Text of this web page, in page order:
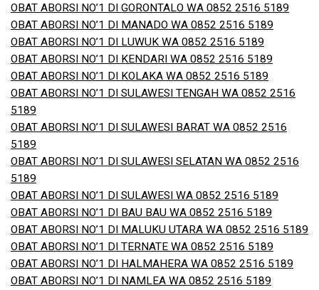
OBAT ABORSI NO’1 DI GORONTALO WA 0852 2516 5189
OBAT ABORSI NO’1 DI MANADO WA 0852 2516 5189
OBAT ABORSI NO’1 DI LUWUK WA 0852 2516 5189
OBAT ABORSI NO’1 DI KENDARI WA 0852 2516 5189
OBAT ABORSI NO’1 DI KOLAKA WA 0852 2516 5189
OBAT ABORSI NO’1 DI SULAWESI TENGAH WA 0852 2516
5189
OBAT ABORSI NO’1 DI SULAWESI BARAT WA 0852 2516
5189
OBAT ABORSI NO’1 DI SULAWESI SELATAN WA 0852 2516
5189
OBAT ABORSI NO’1 DI SULAWESI WA 0852 2516 5189
OBAT ABORSI NO’1 DI BAU BAU WA 0852 2516 5189
OBAT ABORSI NO’1 DI MALUKU UTARA WA 0852 2516 5189
OBAT ABORSI NO’1 DI TERNATE WA 0852 2516 5189
OBAT ABORSI NO’1 DI HALMAHERA WA 0852 2516 5189
OBAT ABORSI NO’1 DI NAMLEA WA 0852 2516 5189